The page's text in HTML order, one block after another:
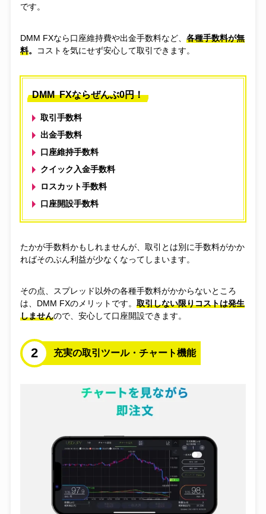
です。
DMM FXなら口座維持費や出金手数料など、 各種手数料が無
料。 コストを気にせず安心して取引できます。
DMM FXならぜんぶ0円！
取引手数料
出金手数料
口座維持手数料
クイック入金手数料
ロスカット手数料
口座開設手数料
たかが手数料かもしれませんが、取引とは別に手数料がかか
ればそのぶん利益が少なくなってしまいます。
その点、スプレッド以外の各種手数料がかからないところ
は、DMM FXのメリットです。 取引しない限りコストは発生
しませんので、安心して口座開設できます。
2 充実の取引ツール・チャート機能